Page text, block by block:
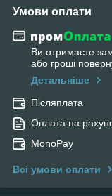
Умови оплати
Ви отримаєте
або гроші
Детальніше
Післяплата
Оплата на
MonoPay
Всі умови оплати